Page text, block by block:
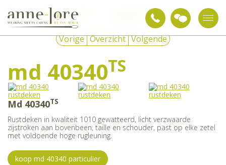
Snoezelen & sensorische
integratie
Verzwaringsartikelen voor
md
40340
Vorige Overzicht Volgende
md 40340TS
Md 40340TS
Rustdeken in kwaliteit 1010 gewatteerd, licht verzwaarde
zijstroken aan bovenbeen, taille en schouder, past op elke zetel
met voldoende hoge rugleuning.
koop md 40340 particulier